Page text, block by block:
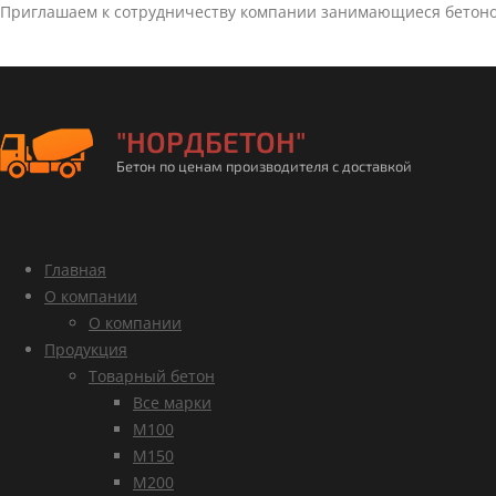
Приглашаем к сотрудничеству компании занимающиеся
"НОРДБЕТОН"
Бетон по ценам производителя с доставкой
Главная
О компании
О компании
Продукция
Товарный бетон
Все марки
М100
М150
М200